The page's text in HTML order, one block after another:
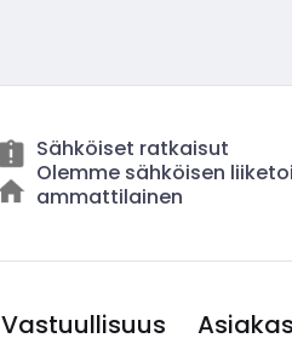
Sähköiset ratkaisut
Olemme sähköisen
ammattilainen
Vastuullisuus